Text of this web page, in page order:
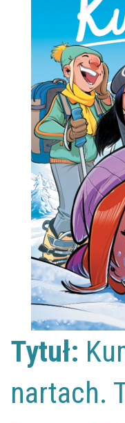
Tytuł:
nartach.